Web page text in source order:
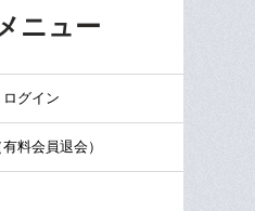
ニュー
グイン
料会員退会）